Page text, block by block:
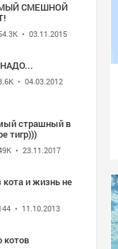
СМЕШНОЙ
• 03.11.2015
• 04.03.2012
страшный в
тигр)))
• 23.11.2017
кота и жизнь не
• 11.10.2013
котов